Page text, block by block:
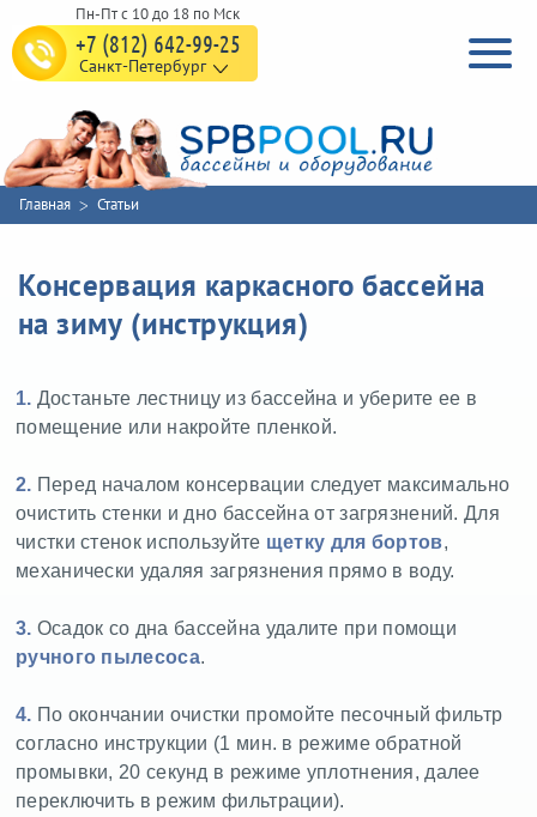
+7 (812) 642-99-25
Санкт-Петербург
Главная Статьи
Консервация каркасного бассейна
на зиму (инструкция)
1. Достаньте лестницу из бассейна и уберите ее в
помещение или накройте пленкой.
2. Перед началом консервации следует максимально
очистить стенки и дно бассейна от загрязнений. Для
чистки стенок используйте щетку для бортов,
механически удаляя загрязнения прямо в воду.
3. Осадок со дна бассейна удалите при помощи
ручного пылесоса.
4. По окончании очистки промойте песочный фильтр
согласно инструкции (1 мин. в режиме обратной
промывки, 20 секунд в режиме уплотнения, далее
переключить в режим фильтрации).